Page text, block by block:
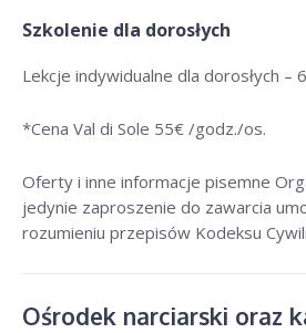
Szkolenie dla dorosłych
Lekcje indywidualne dla dorosłych –
*Cena Val di Sole 55€ /godz./os.
Oferty i inne informacje pisemne
jedynie zaproszenie do zawarcia
rozumieniu przepisów Kodeksu
Ośrodek narciarski oraz